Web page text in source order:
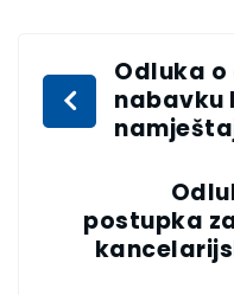
Odluka
nabavku
postupka